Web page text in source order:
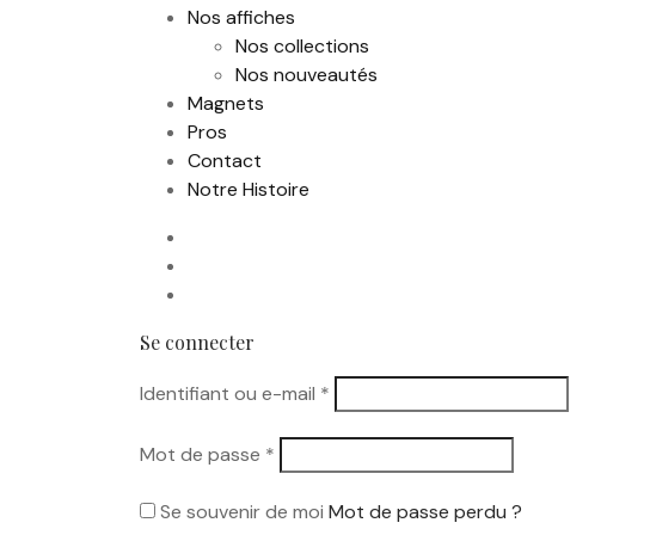
Nos affiches
Nos collections
Nos nouveautés
Magnets
Pros
Contact
Notre Histoire
Se connecter
Identifiant ou e-mail *
Mot de passe *
Se souvenir de moi Mot de passe perdu ?